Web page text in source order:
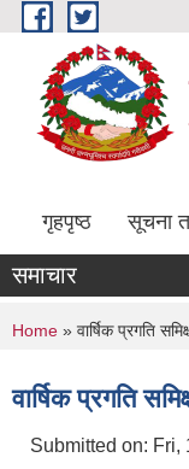
Skip to main content
गृहपृष्ठ सूचना
समाचार
You are
Home » वार्षिक प्रगति
वार्षिक प्रगति
Submitted on: Fri,